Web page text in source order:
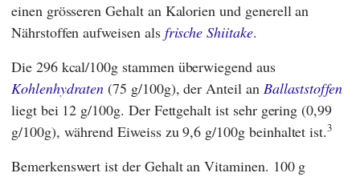
einen grösseren Gehalt an Kalorien und generell an
Nährstoffen aufweisen als frische Shiitake.
Die 296 kcal/100g stammen überwiegend aus
Kohlenhydraten (75 g/100g), der Anteil an Ballaststoffen
liegt bei 12 g/100g. Der Fettgehalt ist sehr gering (0,99
g/100g), während Eiweiss zu 9,6 g/100g beinhaltet ist.3
Bemerkenswert ist der Gehalt an Vitaminen. 100 g